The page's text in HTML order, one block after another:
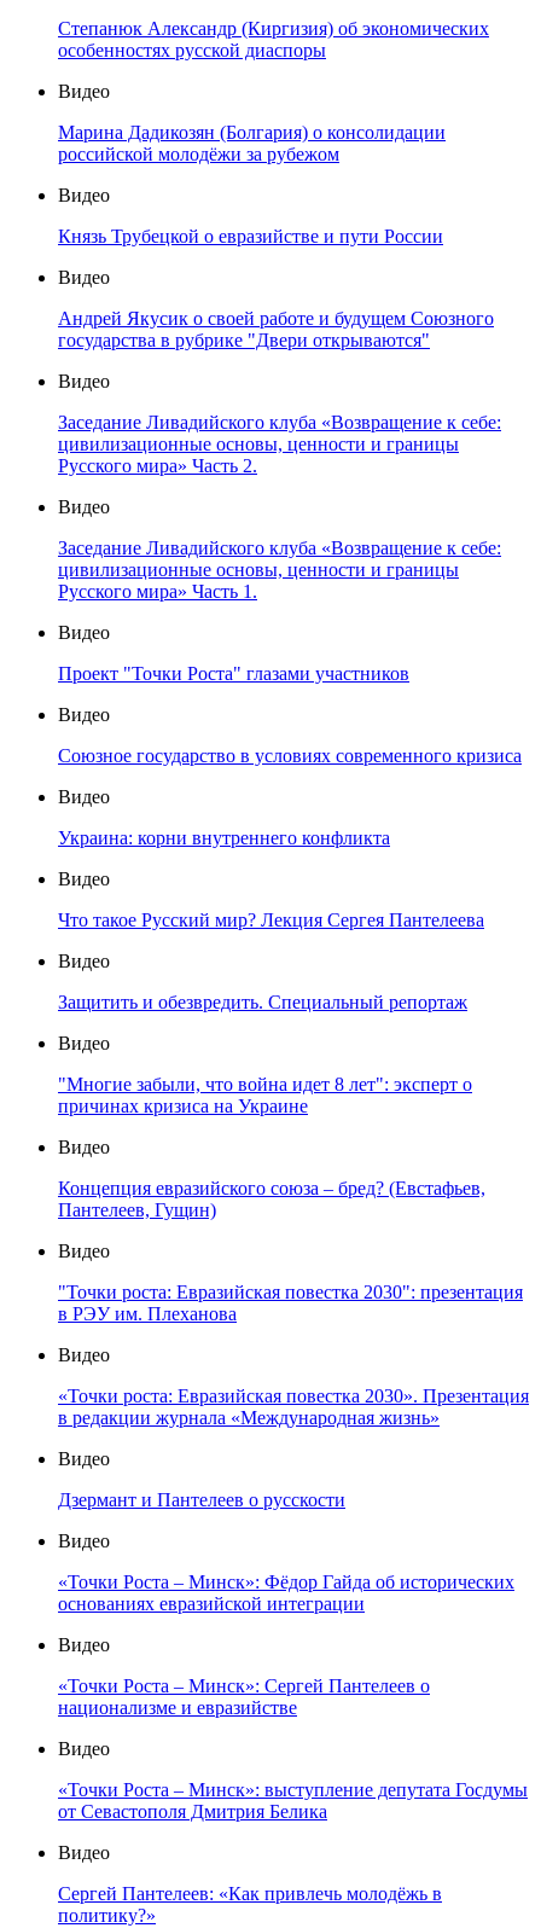
Степанюк Александр (Киргизия) об экономических
особенностях русской диаспоры
Видео
Марина Дадикозян (Болгария) о консолидации
российской молодёжи за рубежом
Видео
Князь Трубецкой о евразийстве и пути России
Видео
Андрей Якусик о своей работе и будущем Союзного
государства в рубрике "Двери открываются"
Видео
Заседание Ливадийского клуба «Возвращение к себе:
цивилизационные основы, ценности и границы
Русского мира» Часть 2.
Видео
Заседание Ливадийского клуба «Возвращение к себе:
цивилизационные основы, ценности и границы
Русского мира» Часть 1.
Видео
Проект "Точки Роста" глазами участников
Видео
Союзное государство в условиях современного кризиса
Видео
Украина: корни внутреннего конфликта
Видео
Что такое Русский мир? Лекция Сергея Пантелеева
Видео
Защитить и обезвредить. Специальный репортаж
Видео
"Многие забыли, что война идет 8 лет": эксперт о
причинах кризиса на Украине
Видео
Концепция евразийского союза – бред? (Евстафьев,
Пантелеев, Гущин)
Видео
"Точки роста: Евразийская повестка 2030": презентация
в РЭУ им. Плеханова
Видео
«Точки роста: Евразийская повестка 2030». Презентация
в редакции журнала «Международная жизнь»
Видео
Дзермант и Пантелеев о русскости
Видео
«Точки Роста – Минск»: Фёдор Гайда об исторических
основаниях евразийской интеграции
Видео
«Точки Роста – Минск»: Сергей Пантелеев о
национализме и евразийстве
Видео
«Точки Роста – Минск»: выступление депутата Госдумы
от Севастополя Дмитрия Белика
Видео
Сергей Пантелеев: «Как привлечь молодёжь в
политику?»